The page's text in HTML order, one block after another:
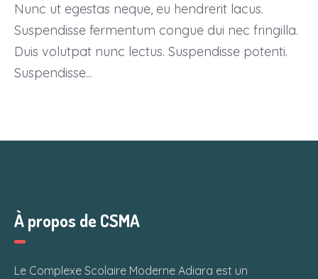
Nunc ut egestas neque, eu hendrerit lacus.
Suspendisse fermentum congue dui nec fringilla.
Duis volutpat nunc lectus. Suspendisse potenti.
Suspendisse...
À propos de CSMA
Le Complexe Scolaire Moderne Adiara est un